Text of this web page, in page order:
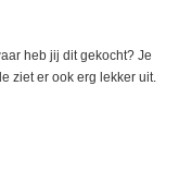
heb jij dit gekocht? Je
ziet er ook erg lekker uit.